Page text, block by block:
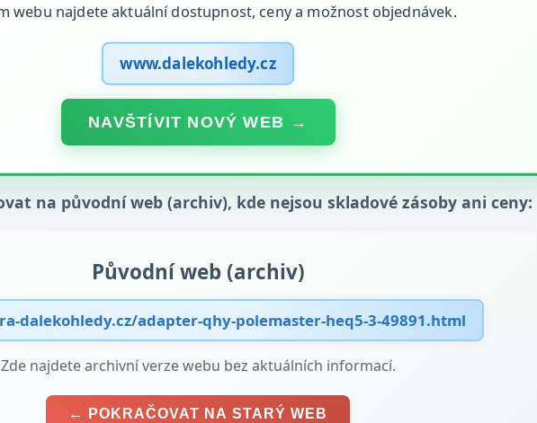
webu najdete aktuální dostupnost, ceny a možnost objednávek.
www.dalekohledy.cz
NAVŠTÍVIT NOVÝ WEB →
na původní web (archiv), kde nejsou skladové zásoby ani ceny:
Původní web (archiv)
dalekohledy.cz/adapter-qhy-polemaster-heq5-3-49891.html
Zde najdete archivní verze webu bez aktuálních informací.
← POKRAČOVAT NA STARÝ WEB